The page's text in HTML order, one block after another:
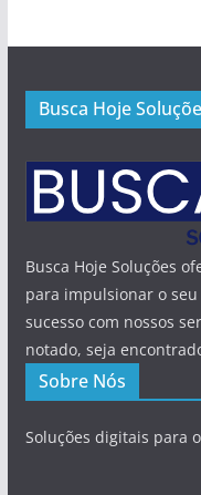
Busca Hoje
Busca Hoje Soluções
para impulsionar o
sucesso com nossos
notado, seja
Sobre Nós
Soluções digitais para